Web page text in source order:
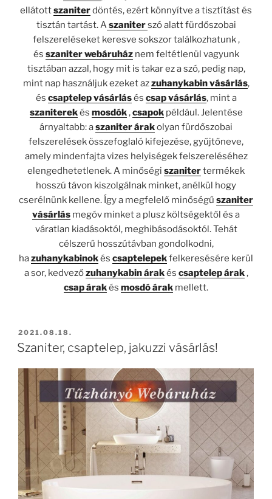
ellátottszaniterdöntés, ezért könnyítve a tisztítást és
tisztán tartást. Aszaniterszó alatt fürdőszobai
felszereléseket keresve sokszor találkozhatunk ,
és szaniter webáruháznem feltétlenül vagyunk
tisztában azzal, hogy mit is takar ez a szó, pedig nap,
mint nap használjuk ezeket azzuhanykabin vásárlás,
és csaptelep vásárlásés csap vásárlás, mint a
szaniterekés mosdók,csapokpéldául. Jelentése
árnyaltabb: aszaniter árakolyan fürdőszobai
felszerelések összefoglaló kifejezése, gyűjtőneve,
amely mindenfajta vizes helyiségek felszereléséhez
elengedhetetlenek. A minőségi szanitertermékek
hosszú távon kiszolgálnak minket, anélkül hogy
cserélnünk kellene. Így a megfelelő minőségű szaniter
vásárlás megóv minket a plusz költségektől és a
váratlan kiadásoktól, meghibásodásoktól. Tehát
célszerű hosszútávban gondolkodni,
hazuhanykabinokés csaptelepekfelkeresésére kerül
a sor, kedvezőzuhanykabin árakés csaptelep árak,
csap árakés mosdó árak mellett.
BEKÜLDVE:
2021.08.18.
Szaniter, csaptelep, jakuzzi vásárlás!